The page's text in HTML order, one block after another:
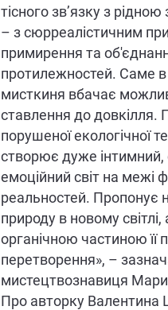
тісного зв’язку з
– з сюрреалістичним
примирення та
протилежностей. Саме в
мисткиня вбачає
ставлення до довкілля.
порушеної екологічної
створює дуже інтимний,
емоційний світ на межі
реальностей. Пропонує
природу в новому світлі,
органічною частиною її
перетворення», –
мистецтвознавиця
Про авторку Валентина